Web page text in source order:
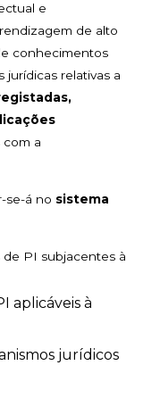
e
de alto
conhecimentos
relativas a
a
se-á no sistema
de PI subjacentes à
aplicáveis à
jurídicos